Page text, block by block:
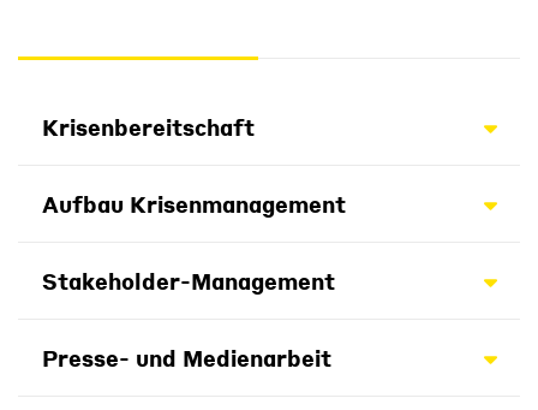
Krisenbereitschaft
Aufbau Krisenmanagement
Stakeholder-Management
Presse- und Medienarbeit